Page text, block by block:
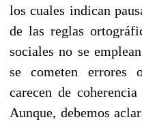
los cuales indican
de las reglas
sociales no se
se cometen errores
carecen de
Aunque, debemos